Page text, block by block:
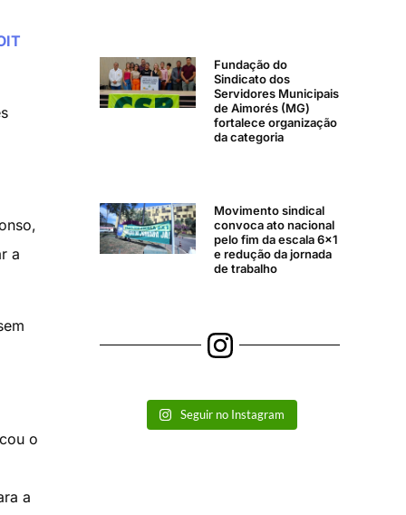
a
o
a
Fundação do
Sindicato dos
Servidores Municipais
de Aimorés (MG)
fortalece organização
da categoria
Movimento sindical
convoca ato nacional
pelo fim da escala 6×1
e redução da jornada
de trabalho
Seguir no Instagram